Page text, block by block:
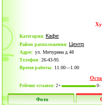
Категория: Кафе
Район расположения: Центр
Адрес: ул. Мичурина д.48
Телефон: 26-43-95
Время работы: 11.00—1.00
Рейтинг отзывов: 2+ 0-
Фото